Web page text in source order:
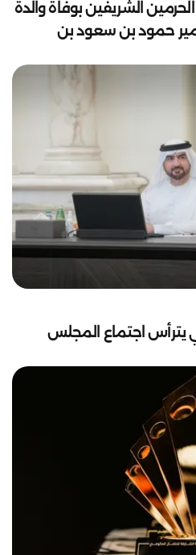
الشريفين بوفاة والدة
حمود بن سعود بن
يترأس اجتماع المجلس